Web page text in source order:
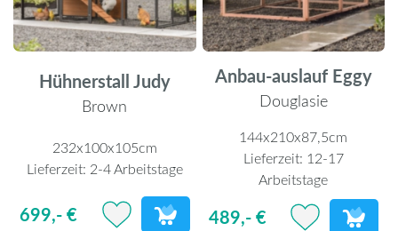
Hühnerstall Judy
Brown
232x100x105cm
Lieferzeit: 2-4 Arbeitstage
699,- €
Anbau-auslauf Eggy
Douglasie
144x210x87,5cm
Lieferzeit: 12-17
Arbeitstage
489,- €